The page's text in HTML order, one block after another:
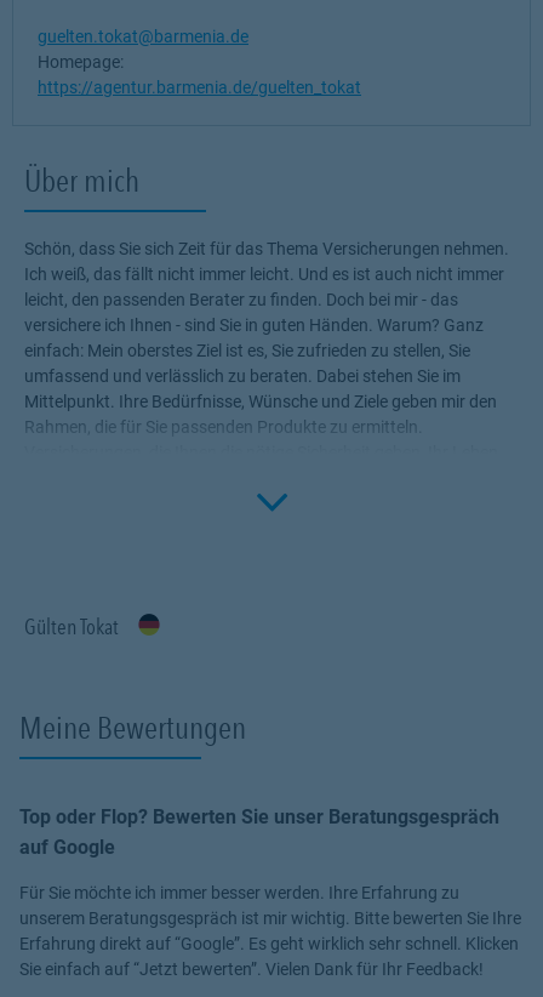
Über mich
Schön, dass Sie sich Zeit für das Thema Versicherungen nehmen.
Ich weiß, das fällt nicht immer leicht. Und es ist auch nicht immer
leicht, den passenden Berater zu finden. Doch bei mir - das
versichere ich Ihnen - sind Sie in guten Händen. Warum? Ganz
einfach: Mein oberstes Ziel ist es, Sie zufrieden zu stellen, Sie
umfassend und verlässlich zu beraten. Dabei stehen Sie im
Mittelpunkt. Ihre Bedürfnisse, Wünsche und Ziele geben mir den
Rahmen, die für Sie passenden Produkte zu ermitteln.
Fachwissen, meiner Begeisterung für alle Fragen rund um das
Click to
Gülten Tokat
guelten.tokat@barmenia.de
Homepage:
https://agentur.barmenia.de/guelten_tokat
Meine Bewertungen
Top oder Flop? Bewerten Sie unser Beratungsgespräch
auf Google
Für Sie möchte ich immer besser werden. Ihre Erfahrung zu
unserem Beratungsgespräch ist mir wichtig. Bitte bewerten Sie Ihre
Erfahrung direkt auf “Google”. Es geht wirklich sehr schnell. Klicken
Sie einfach auf “Jetzt bewerten”. Vielen Dank für Ihr Feedback!